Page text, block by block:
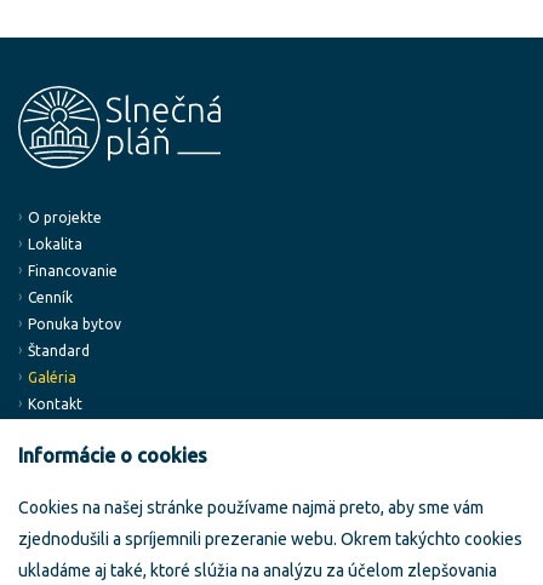
O projekte
Lokalita
Financovanie
Cenník
Ponuka bytov
Štandard
Galéria
Kontakt
Developer:
Building Service, a.s.
Miletičova 5/B
82108 Bratislava
Slnečná pláň
Trnavská ul.
949 01 Nitra
Informácie o cookies
Cookies na našej stránke používame najmä preto, aby sme vám
zjednodušili a spríjemnili prezeranie webu. Okrem takýchto cookies
ukladáme aj také, ktoré slúžia na analýzu za účelom zlepšovania